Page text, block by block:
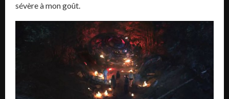
sévère à mon goût.